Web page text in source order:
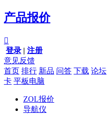
产品报价

登录 | 注册
意见反馈
首页 排行 新品 问答 下载 论坛
卡 平板电脑
ZOL报价
导航仪